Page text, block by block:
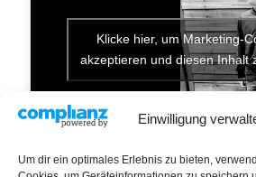
Einwilligung
Um dir ein optimales Erlebnis zu bieten,
Klicke hier, um Marketing-
akzeptieren und diesen Inhalt